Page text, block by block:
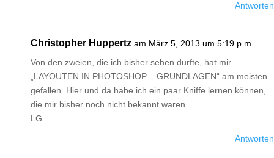
Antworten
Christopher Huppertz am März 5, 2013 um 5:19 p.m.
Von den zweien, die ich bisher sehen durfte, hat mir
„LAYOUTEN IN PHOTOSHOP – GRUNDLAGEN“ am meisten
gefallen. Hier und da habe ich ein paar Kniffe lernen können,
die mir bisher noch nicht bekannt waren.
LG
Antworten